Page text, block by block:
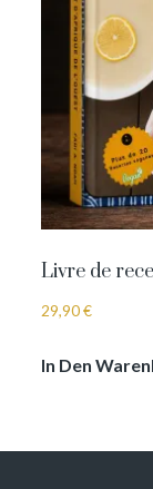
Livre de
29,90€
In Den